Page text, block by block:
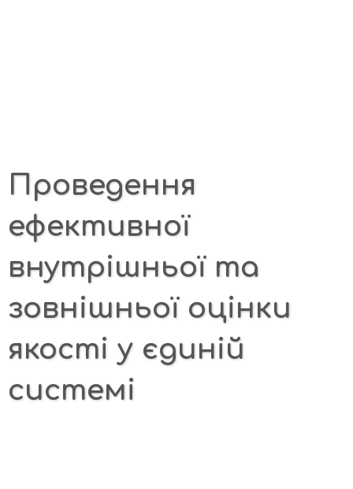
Проведення
ефективної
внутрішньої та
зовнішньої оцінки
якості у єдиній
системі